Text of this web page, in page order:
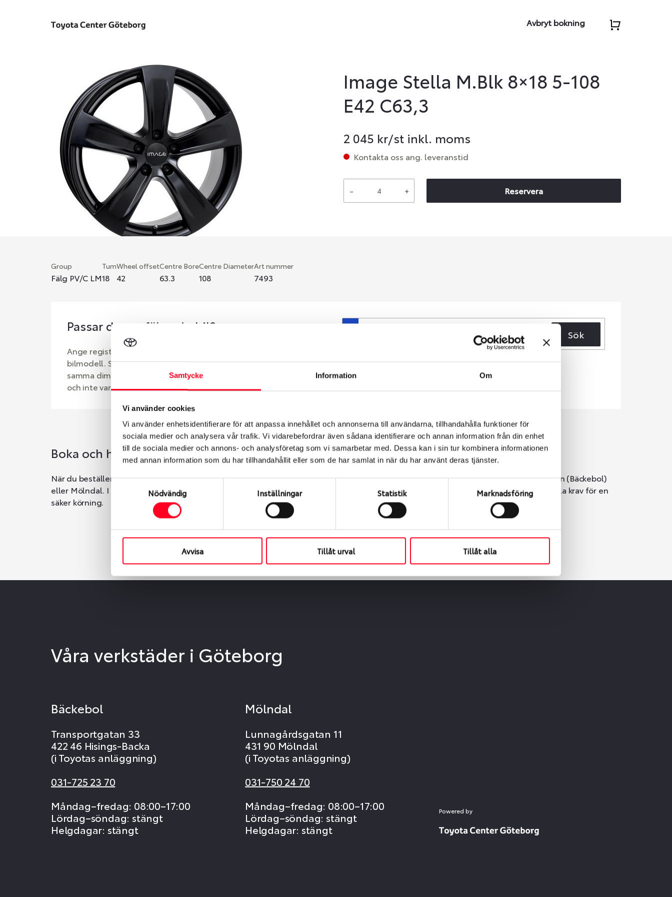
Samtycke Information Om
Vi använder cookies
Vi använder enhetsidentifierare för att anpassa innehållet och annonserna till användarna, tillhandahålla funktioner för
sociala medier och analysera vår trafik. Vi vidarebefordrar även sådana identifierare och annan information från din enhet
till de sociala medier och annons- och analysföretag som vi samarbetar med. Dessa kan i sin tur kombinera informationen
med annan information som du har tillhandahållit eller som de har samlat in när du har använt deras tjänster.
Samtyckesval
Nödvändig Inställningar Statistik Marknadsföring
Avvisa Tillåt urval Tillåt alla
Avbryt bokning
Image Stella M.Blk 8×18 5-108
E42 C63,3
2 045 kr/st inkl. moms
Kontakta oss ang. leveranstid
- + Reservera
Group
Fälg PV/C LM
Tum
18
Wheel offset
42
Centre Bore
63.3
Centre Diameter
108
Art nummer
7493
Passar denna fälg min bil?
Ange registreringsnummer för att se om den fälg du valt passar din
bilmodell. Se till att kolla en extra gång så att däck och fälg har
samma dimensioner. Ibland kan fälgen ha bytts ut under årens lopp
och inte vara samma dimension som bilen hade ut från fabrik.
Sök
Boka och hämta hos Däckspecialen
När du beställer dina nya däck eller fälgar hos oss levereras de direkt till någon av våra däckverkstäder i Göteborg. Välj mellan Hisingen (Bäckebol)
eller Mölndal. I beställningen anger du datum och tid för upphämtning eller service. När vi byter dina däck ser vi till att de uppfyller alla krav för en
säker körning.
Våra verkstäder i Göteborg
Bäckebol
Transportgatan 33
422 46 Hisings-Backa
(i Toyotas anläggning)
031-725 23 70
Måndag–fredag: 08:00–17:00
Lördag–söndag: stängt
Helgdagar: stängt
Mölndal
Lunnagårdsgatan 11
431 90 Mölndal
(i Toyotas anläggning)
031-750 24 70
Måndag–fredag: 08:00–17:00
Lördag–söndag: stängt
Helgdagar: stängt
Powered by